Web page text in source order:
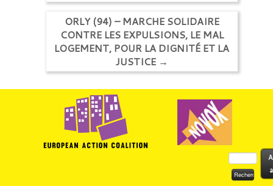
ORLY (94) – MARCHE SOLIDAIRE
CONTRE LES EXPULSIONS, LE MAL
LOGEMENT, POUR LA DIGNITÉ ET LA
JUSTICE →
Rechercher :